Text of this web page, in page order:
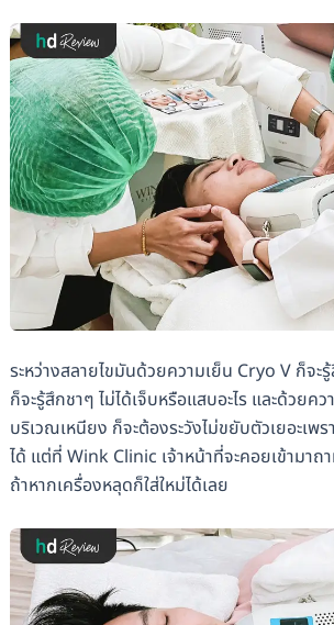
ระหว่างสลายไขมันด้วยความเย็น Cryo V ก็จะ
ก็จะรู้สึกชาๆ ไม่ได้เจ็บหรือแสบอะไร และด้วยค
บริเวณเหนียง ก็จะต้องระวังไม่ขยับตัวเยอะเพร
ได้ แต่ที่ Wink Clinic เจ้าหน้าที่จะคอยเข้ามาถ
ถ้าหากเครื่องหลุดก็ใส่ใหม่ได้เลย